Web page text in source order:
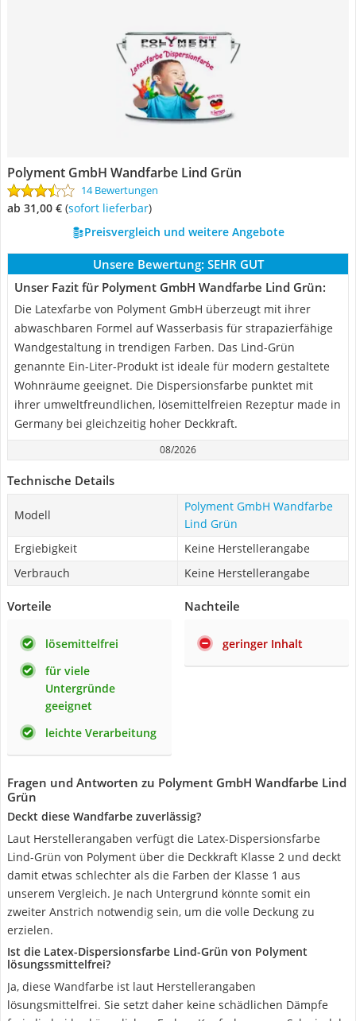
Polyment GmbH Wandfarbe Lind Grün
14 Bewertungen
ab 31,00 € ( Sofort lieferbar)
Preisvergleich und weitere Angebote
Unsere Bewertung: SEHR GUT
Unser Fazit für Polyment GmbH Wandfarbe Lind Grün:
Die Latexfarbe von Polyment GmbH überzeugt mit ihrer
abwaschbaren Formel auf Wasserbasis für strapazierfähige
Wandgestaltung in trendigen Farben. Das Lind-Grün
genannte Ein-Liter-Produkt ist ideale für modern gestaltete
Wohnräume geeignet. Die Dispersionsfarbe punktet mit
ihrer umweltfreundlichen, lösemittelfreien Rezeptur made in
Germany bei gleichzeitig hoher Deckkraft.
08/2026
Technische Details
Modell
Polyment GmbH Wandfarbe
Lind Grün
Ergiebigkeit
Keine Herstellerangabe
Verbrauch
Keine Herstellerangabe
Vorteile
lösemittelfrei
für viele
Untergründe
geeignet
leichte Verarbeitung
Nachteile
geringer Inhalt
Fragen und Antworten zu Polyment GmbH Wandfarbe Lind
Grün
Deckt diese Wandfarbe zuverlässig?
Laut Herstellerangaben verfügt die Latex-Dispersionsfarbe
Lind-Grün von Polyment über die Deckkraft Klasse 2 und deckt
damit etwas schlechter als die Farben der Klasse 1 aus
unserem Vergleich. Je nach Untergrund könnte somit ein
zweiter Anstrich notwendig sein, um die volle Deckung zu
erzielen.
Ist die Latex-Dispersionsfarbe Lind-Grün von Polyment
lösungssmittelfrei?
Ja, diese Wandfarbe ist laut Herstellerangaben
lösungsmittelfrei. Sie setzt daher keine schädlichen Dämpfe